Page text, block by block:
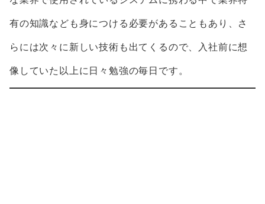
有の知識なども身につける必要があることもあり、さ
らには次々に新しい技術も出てくるので、入社前に想
像していた以上に日々勉強の毎日です。